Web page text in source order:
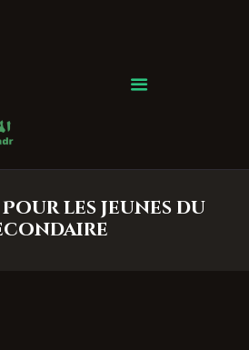
Pour les jeunes du
Badr